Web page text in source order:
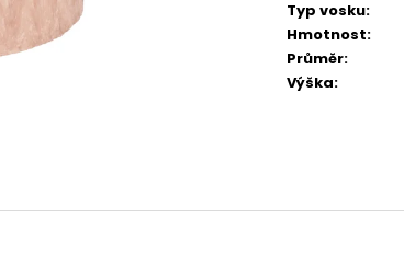
Typ vosku:
Hmotnost:
Průměr:
Výška: